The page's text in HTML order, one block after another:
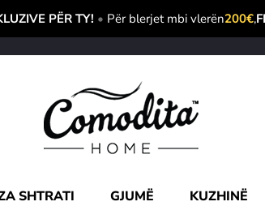
PËR TY! • Për blerjet mbi vlerën200€,
SHTRATI GJUMË KUZHINË